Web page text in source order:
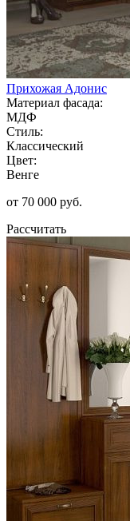
Прихожая Адонис
Материал фасада:
МДФ
Стиль:
Классический
Цвет:
Венге
от 70 000 руб.
Рассчитать